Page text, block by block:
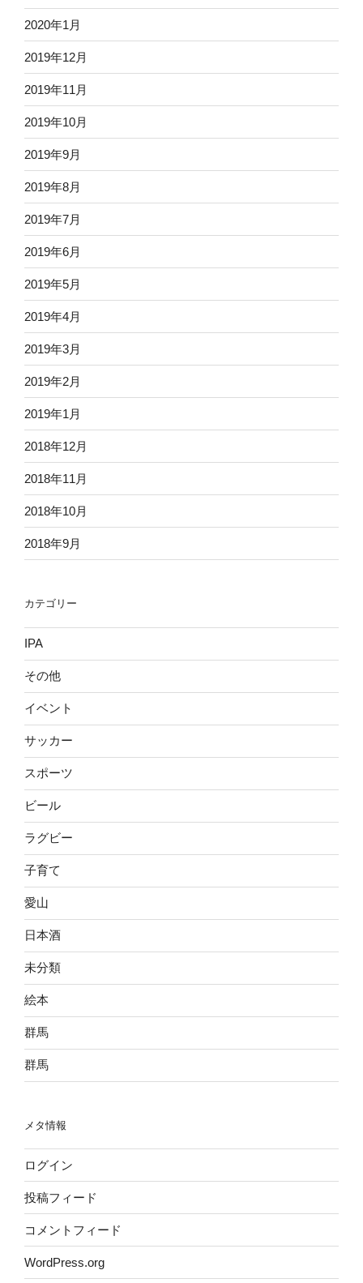
2020年1月
2019年12月
2019年11月
2019年10月
2019年9月
2019年8月
2019年7月
2019年6月
2019年5月
2019年4月
2019年3月
2019年2月
2019年1月
2018年12月
2018年11月
2018年10月
2018年9月
カテゴリー
IPA
その他
イベント
サッカー
スポーツ
ビール
ラグビー
子育て
愛山
日本酒
未分類
絵本
群馬
群馬
メタ情報
ログイン
投稿フィード
コメントフィード
WordPress.org